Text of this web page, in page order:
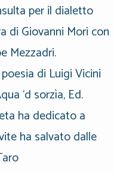
per il dialetto
di Giovanni Mori con
Mezzadri.
di Luigi Vicini
‘d sorzìa, Ed.
ha dedicato a
ha salvato dalle